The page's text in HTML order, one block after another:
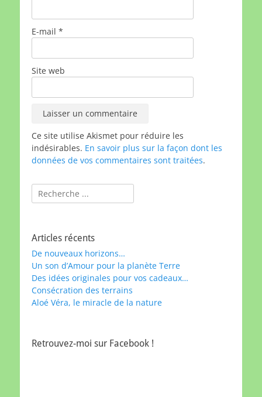
E-mail *
Site web
Ce site utilise Akismet pour réduire les
indésirables. En savoir plus sur la façon dont les
données de vos commentaires sont traitées.
Rechercher :
Articles récents
De nouveaux horizons…
Un son d’Amour pour la planète Terre
Des idées originales pour vos cadeaux…
Consécration des terrains
Aloé Véra, le miracle de la nature
Retrouvez-moi sur Facebook !